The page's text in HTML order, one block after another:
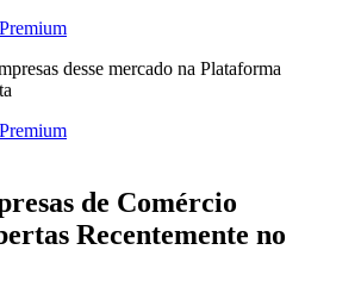
desse mercado na Plataforma
de Comércio
Recentemente no